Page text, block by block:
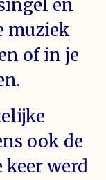
en
muziek
of in je
ook de
keer werd